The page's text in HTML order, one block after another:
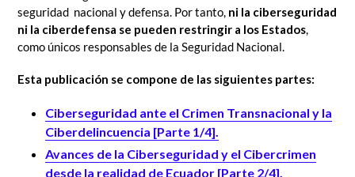
seguridad nacional y defensa. Por tanto, ni la ciberseguridad
ni la ciberdefensa se pueden restringir a los Estados,
como únicos responsables de la Seguridad Nacional.
Esta publicación se compone de las siguientes partes:
Ciberseguridad ante el Crimen Transnacional y la
Ciberdelincuencia [Parte 1/4].
Avances de la Ciberseguridad y el Cibercrimen
desde la realidad de Ecuador [Parte 2/4].